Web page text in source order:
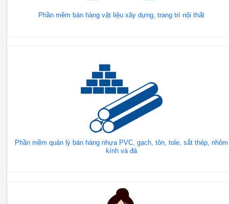
Phần mềm bán hàng vật liệu xây dựng, trang trí nội thất
Phần mềm quản lý bán hàng nhựa PVC, gạch, tôn, tole, sắt thép, nhôm
kính và đá